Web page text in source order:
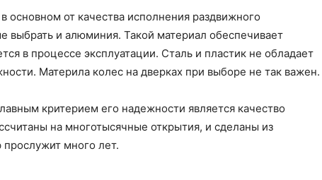
основном от качества исполнения раздвижного
и алюминия. Такой материал обеспечивает
в процессе эксплуатации. Сталь и пластик не обладает
Материла колес на дверках при выборе не так важен.
критерием его надежности является качество
на многотысячные открытия, и сделаны из
много лет.